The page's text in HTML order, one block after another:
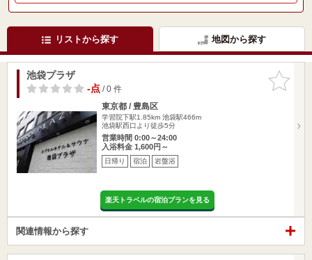
リストから探す 地図から探す
お気に入
りに追加
池袋プラザ
-点/ 0 件
東京都 / 豊島区
学習院下駅1.85km 池袋駅466m
池袋駅西口より徒歩5分
営業時間 0:00～24:00
入浴料金 1,600円～
日帰り 宿泊 岩盤浴
楽天トラベルの宿泊プランを見る
関連情報から探す